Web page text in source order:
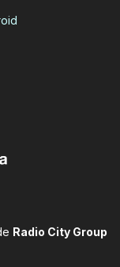
Radio City Group